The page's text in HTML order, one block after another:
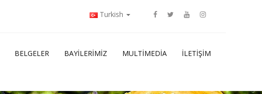
Turkish
BELGELER BAYILERIMIZ MULTIMEDIA İLETIŞIM